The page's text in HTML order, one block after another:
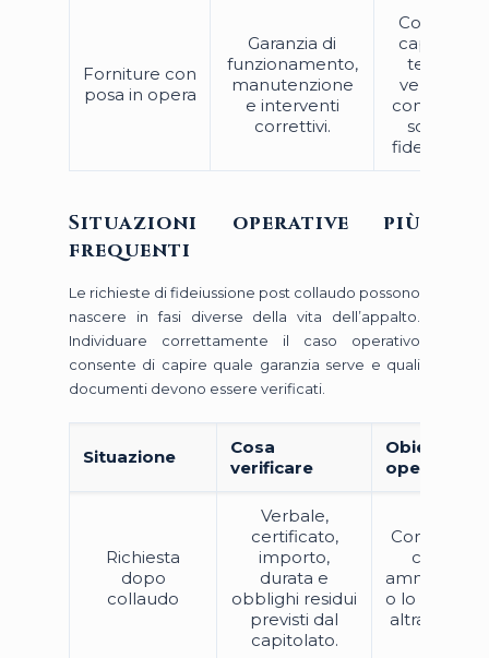
Forniture con
posa in opera
Garanzia di
funzionamento,
manutenzione
e interventi
correttivi.
Contratto,
capitolato
tecnico,
verbale di
consegna e
schema
fideiussorio.
Situazioni operative più
frequenti
Le richieste di fideiussione post collaudo possono
nascere in fasi diverse della vita dell’appalto.
Individuare correttamente il caso operativo
consente di capire quale garanzia serve e quali
documenti devono essere verificati.
Situazione
Cosa
verificare
Obiettivo
operativo
Richiesta
dopo
collaudo
Verbale,
certificato,
importo,
durata e
obblighi residui
previsti dal
capitolato.
Consentire
chiusura
o lo
altra